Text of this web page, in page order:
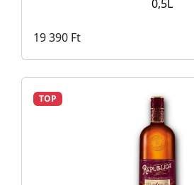
0,5L
19 390 Ft
TOP